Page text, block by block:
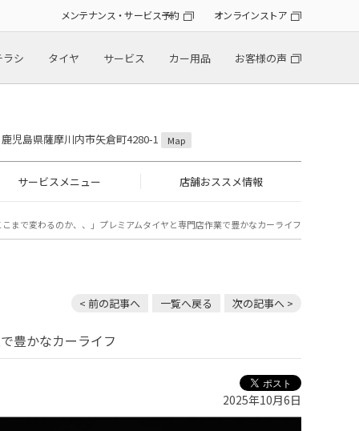
メンテナンス・サービス予約 オンラインストア
シ タイヤ サービス カー用品 お客様の声
児島県薩摩川内市矢倉町4280-1 Map
サービスメニュー 店舗おススメ情報
まで変わるのか、、」プレミアムタイヤと専門店作業で豊かなカーライフ
< 前の記事へ 一覧へ戻る 次の記事へ >
豊かなカーライフ
2025年10月6日